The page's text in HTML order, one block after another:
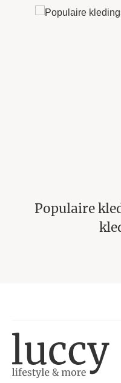
De